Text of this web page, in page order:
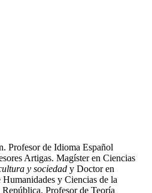
Profesor de Idioma Español
Artigas. Magíster en Ciencias
y sociedad y Doctor en
y Ciencias de la
Profesor de Teoría